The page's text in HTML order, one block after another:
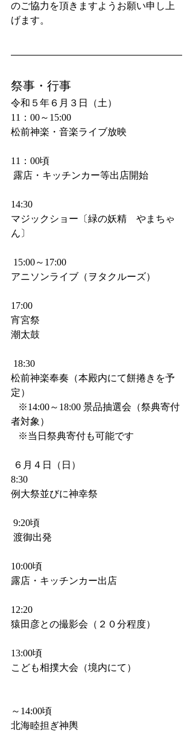
のご協力を頂きますようお願い申し上
げます。
祭事・行事
令和５年６月３日（土）
11：00～15:00
松前神楽・音楽ライブ放映
11：00頃
露店・キッチンカー等出店開始
14:30
マジックショー〔緑の妖精　やまちゃ
ん〕
15:00～17:00
アニソンライブ（ヲタクルーズ）
17:00
宵宮祭
潮太鼓
18:30
松前神楽奉奏（本殿内にて餅捲きを予
定）
者対象）
   ※当日祭典寄付も可能です
６月４日（日）
8:30
例大祭並びに神幸祭
9:20頃
渡御出発
10:00頃
露店・キッチンカー出店
12:20
猿田彦との撮影会（２０分程度）
13:00頃
こども相撲大会（境内にて）
～14:00頃
北海睦担ぎ神輿